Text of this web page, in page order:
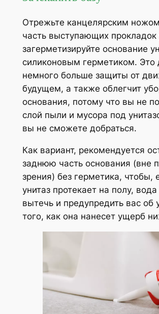
Отрежьте канцелярским
часть выступающих прокладок
загерметизируйте основание
силиконовым герметиком. Это
немного больше защиты от
будущем, а также облегчит
основания, потому что вы не
слой пыли и мусора под
вы не сможете добраться.
Как вариант, рекомендуется
заднюю часть основания (вне
зрения) без герметика, чтобы,
унитаз протекает на полу,
вытечь и предупредить вас об
того, как она нанесет ущерб